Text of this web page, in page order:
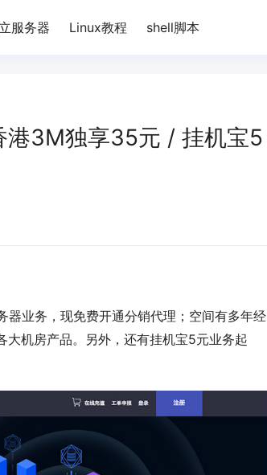
服务器 Linux教程 shell脚本
3M独享35元 / 挂机宝5
器业务，现免费开通分销代理；空间有多年经
机房产品。另外，还有挂机宝5元业务起